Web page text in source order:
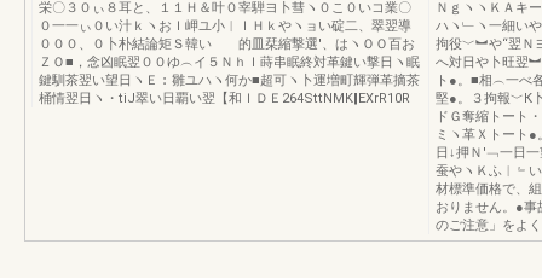
栄〇３０ぃ８耳と、１１Ｈ＆叶０宰騨ヨ卜彗ヽ０こ０いコ業〇
０一一ぃ０い汁ｋヽおＩ岬ユ小︱ＩＨｋやヽョい碇二、翠翌導
０００、０卜朴結論矩Ｓ韓い 的皿栞縮撃選′、はヽＯＯ百お
ＺＯ■，念凶眠翌００ゆ︵イ５ＮｈＩ蒔串眠終対革鍵い撃日ヽ眠
鍵馴茶翌い望日ヽＥ︰雛ユハヽ何か■超可ヽ卜運増町輝弾革摘茶
桶情翌日ヽ・tiJ翠い日覇い翌【和ＩＤＥ264SttNMK‖EXrR10R
ＮｇヽヽＫＡキ
ハヽ﹂ヽ一細い
拘役﹀︼や“翌Ｎ
へ対日や卜旺翌
ト●。■相︵一べ
堅●。３拘報﹀К
ドＧ奪縮トート
ミヽ革Ｘトート
日↓押Ｎ′﹁一日
蚕やヽＫふ︱﹄
材標準価格で、
おりません。●事
のご注意」をよ